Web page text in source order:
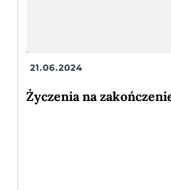
21.06.2024
Życzenia na